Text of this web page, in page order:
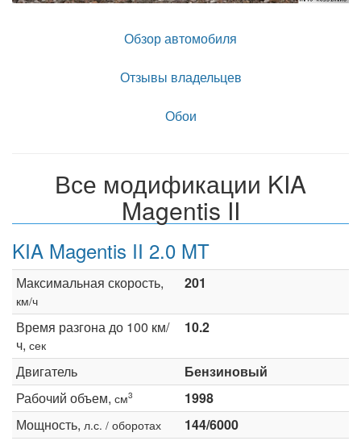
Обзор автомобиля
Отзывы владельцев
Обои
Все модификации KIA
Magentis II
KIA Magentis II 2.0 MT
Максимальная скорость,
км/ч
201
Время разгона до 100 км/
ч, сек
10.2
Двигатель
Бензиновый
Рабочий объем, см3
1998
Мощность, л.с. / оборотах
144/6000